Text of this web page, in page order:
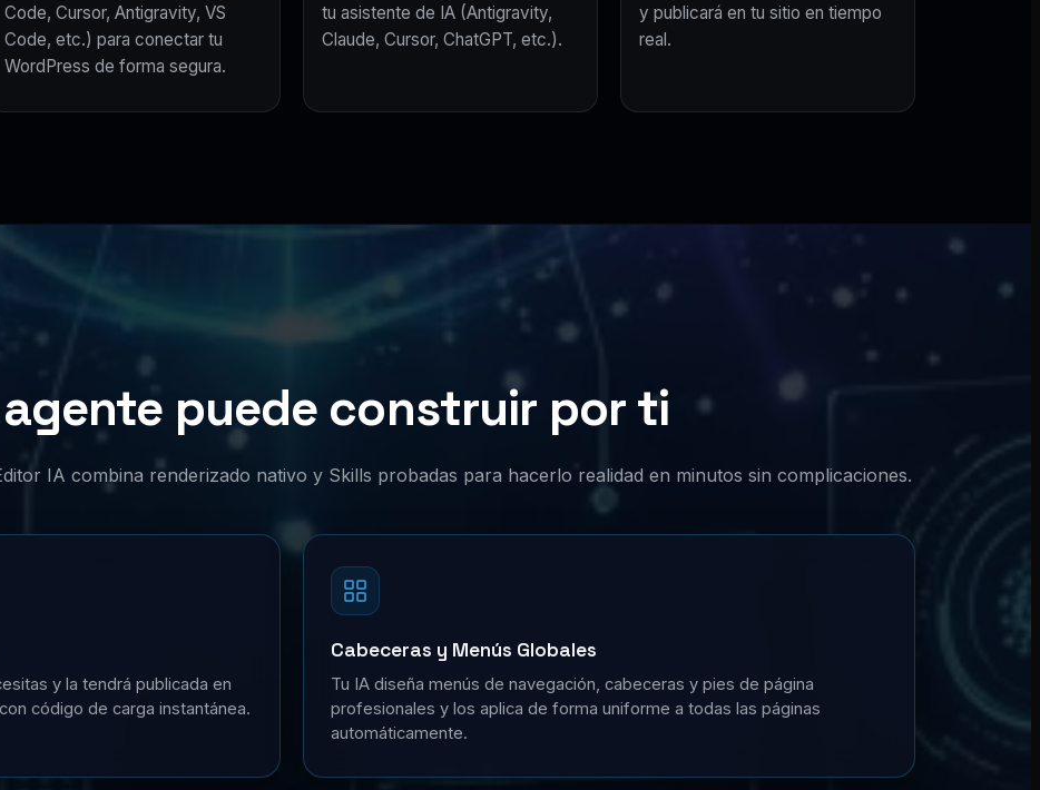
Code, Cursor, Antigravity, VS
Code, etc.) para conectar tu
WordPress de forma segura.
tu asistente de IA (Antigravity,
Claude, Cursor, ChatGPT, etc.).
y publicará en tu sitio en tiempo
real.
puede construir por ti
IA combina renderizado nativo y Skills probadas para hacerlo realidad en minutos sin complicaciones.
y la tendrá publicada en
código de carga instantánea.
Cabeceras y Menús Globales
Tu IA diseña menús de navegación, cabeceras y pies de página
profesionales y los aplica de forma uniforme a todas las páginas
automáticamente.